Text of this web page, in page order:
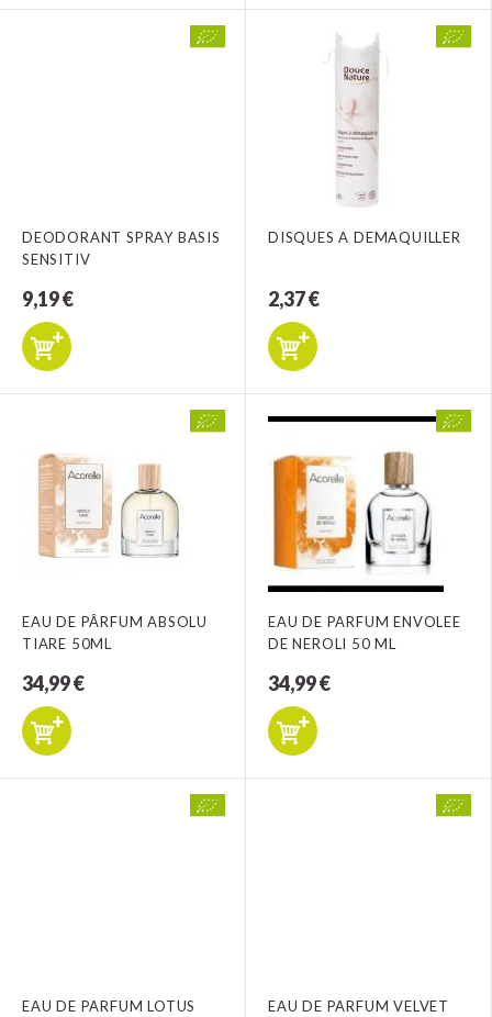
DEODORANT SPRAY BASIS
SENSITIV
9,19 €
DISQUES A DEMAQUILLER
2,37 €
EAU DE PÂRFUM ABSOLU
TIARE 50ML
34,99 €
EAU DE PARFUM ENVOLEE
DE NEROLI 50 ML
34,99 €
EAU DE PARFUM LOTUS
EAU DE PARFUM VELVET